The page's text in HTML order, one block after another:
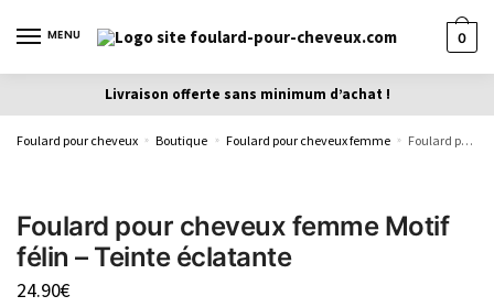
MENU 0
Livraison offerte sans minimum d’achat !
Foulard pour cheveux » Boutique » Foulard pour cheveux femme » Foulard pour cheveux femme Motif félin – Teinte éclatante
Foulard pour cheveux femme Motif
félin – Teinte éclatante
24.90€